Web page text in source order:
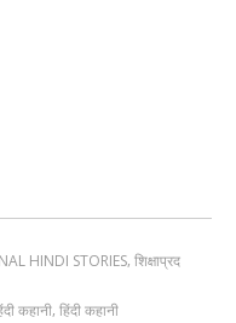
HINDI STORIES, शिक्षाप्रद
कहानी, हिंदी कहानी